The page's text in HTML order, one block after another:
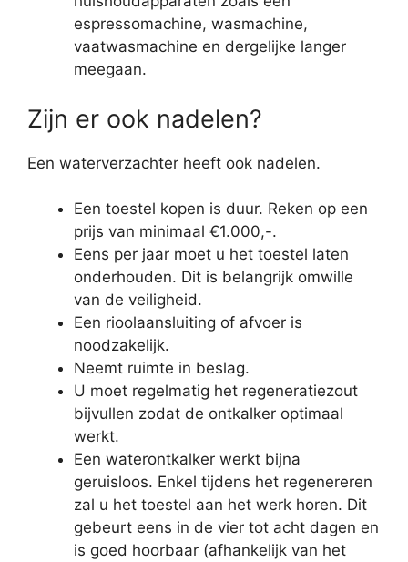
espressomachine, wasmachine,
vaatwasmachine en dergelijke langer
meegaan.
Zijn er ook nadelen?
Een waterverzachter heeft ook nadelen.
Een toestel kopen is duur. Reken op een
prijs van minimaal €1.000,-.
Eens per jaar moet u het toestel laten
onderhouden. Dit is belangrijk omwille
van de veiligheid.
Een rioolaansluiting of afvoer is
noodzakelijk.
Neemt ruimte in beslag.
U moet regelmatig het regeneratiezout
bijvullen zodat de ontkalker optimaal
werkt.
Een waterontkalker werkt bijna
geruisloos. Enkel tijdens het regenereren
zal u het toestel aan het werk horen. Dit
gebeurt eens in de vier tot acht dagen en
is goed hoorbaar (afhankelijk van het